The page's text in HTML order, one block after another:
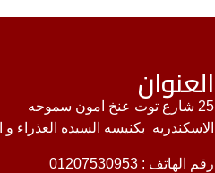
العنوان
25 شارع توت عنخ امون سموحه
الاسكندريه بكنيسه السيده
رقم الهاتف : 01207530953